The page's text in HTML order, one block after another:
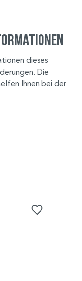
dieses
Die
Ihnen bei der